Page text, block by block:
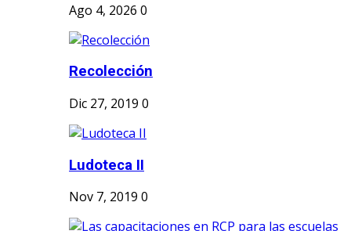
Ago 4, 2026 0
Recolección
Dic 27, 2019 0
Ludoteca II
Nov 7, 2019 0